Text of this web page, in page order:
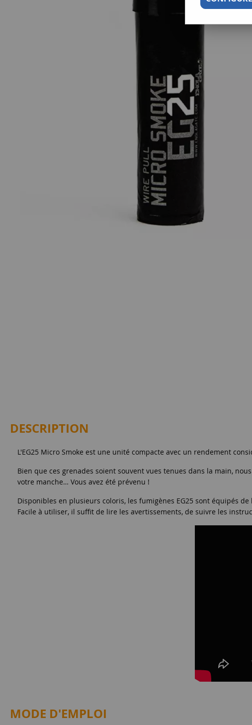
DESCRIPTION
L'EG25 Micro Smoke est une unité compacte avec un rendement
Bien que ces grenades soient souvent vues tenues dans la main,
votre manche… Vous avez été prévenu !
Disponibles en plusieurs coloris, les fumigènes EG25 sont équipés
Facile à utiliser, il suffit de lire les avertissements, de suivre les
MODE D'EMPLOI